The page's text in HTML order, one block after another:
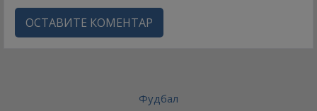
ОСТАВИТЕ КОМЕНТАР
Фудбал